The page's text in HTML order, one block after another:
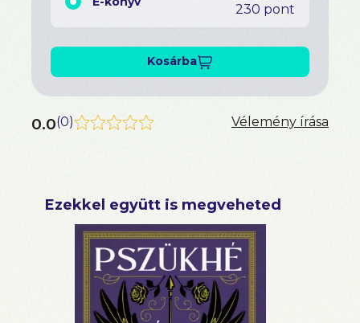
230 pont
Kosárba
0.0(0) Vélemény írása
Ezekkel együtt is megveheted